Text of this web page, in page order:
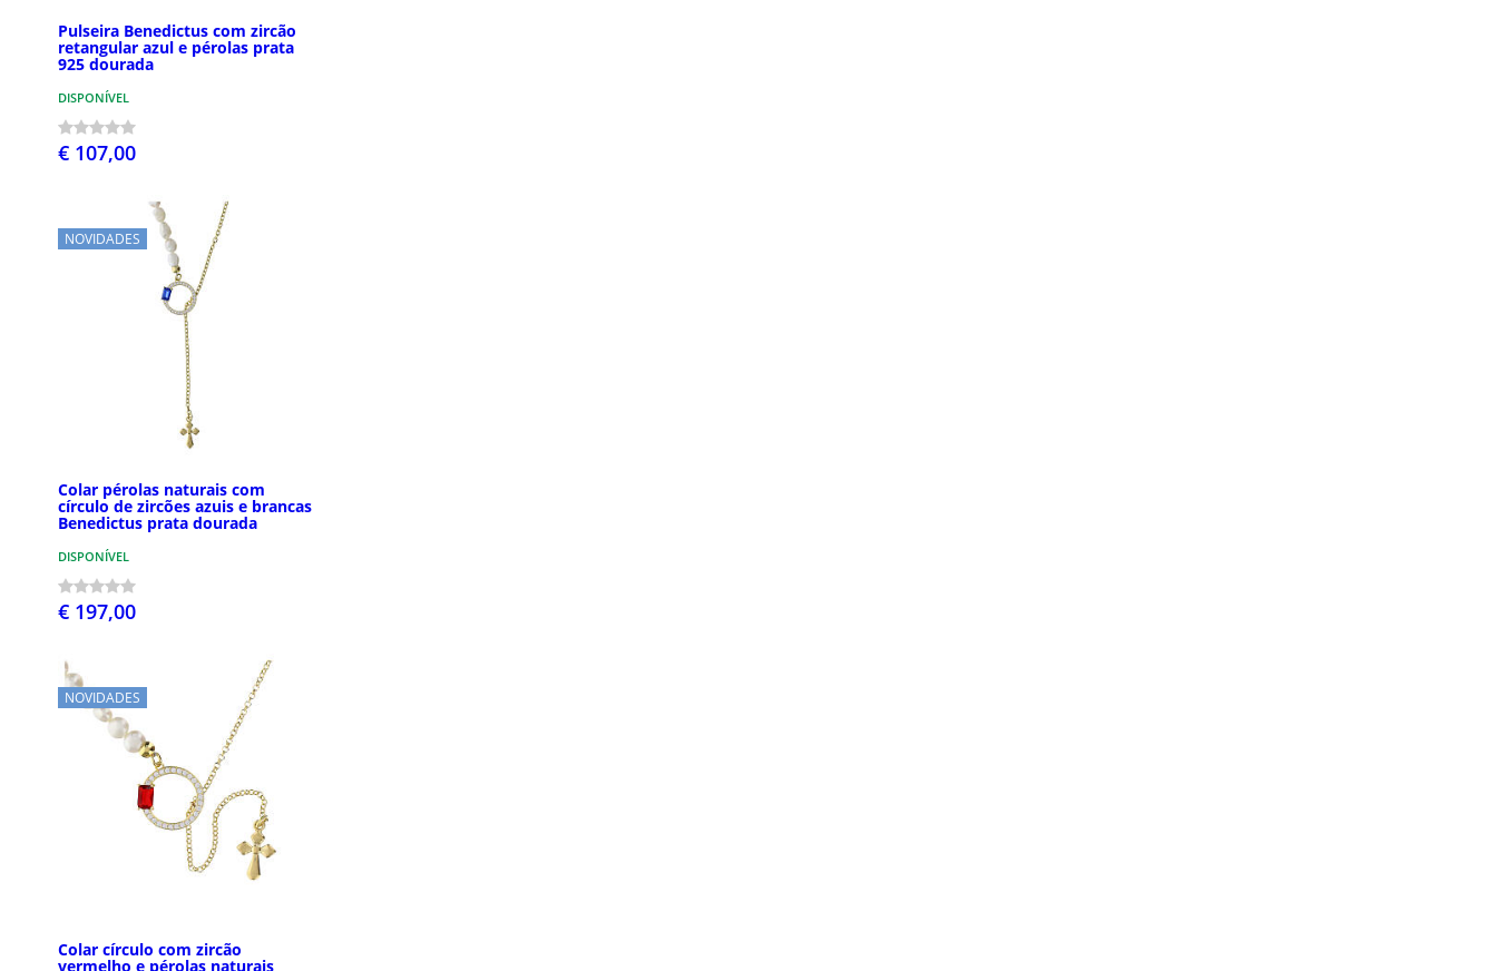
Pulseira Benedictus com zircão
retangular azul e pérolas prata
925 dourada
DISPONÍVEL
€ 107,00
NOVIDADES
Colar pérolas naturais com
círculo de zircões azuis e brancas
Benedictus prata dourada
DISPONÍVEL
€ 197,00
NOVIDADES
Colar círculo com zircão
vermelho e pérolas naturais